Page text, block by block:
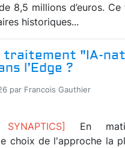
8,5 millions d’euros.
historiques...
traitement "IA-
l’Edge ?
par Francois Gauthier
SYNAPTICS] En
choix de l'approche la